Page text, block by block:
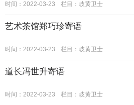
时间：2022-03-23 栏目： 岐黄卫士
艺术茶馆郑巧珍寄语
时间：2022-03-23 栏目： 岐黄卫士
道长冯世升寄语
时间：2022-03-23 栏目： 岐黄卫士